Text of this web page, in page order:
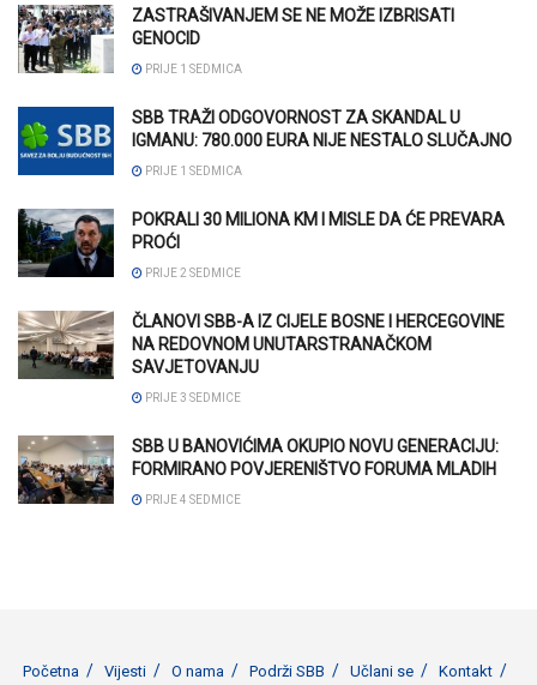
ZASTRAŠIVANJEM SE NE MOŽE IZBRISATI
GENOCID
PRIJE 1 SEDMICA
SBB TRAŽI ODGOVORNOST ZA SKANDAL U
IGMANU: 780.000 EURA NIJE NESTALO SLUČAJNO
PRIJE 1 SEDMICA
POKRALI 30 MILIONA KM I MISLE DA ĆE PREVARA
PROĆI
PRIJE 2 SEDMICE
ČLANOVI SBB-A IZ CIJELE BOSNE I HERCEGOVINE
NA REDOVNOM UNUTARSTRANAČKOM
SAVJETOVANJU
PRIJE 3 SEDMICE
SBB U BANOVIĆIMA OKUPIO NOVU GENERACIJU:
FORMIRANO POVJERENIŠTVO FORUMA MLADIH
PRIJE 4 SEDMICE
Početna Vijesti O nama Podrži SBB Učlani se Kontakt